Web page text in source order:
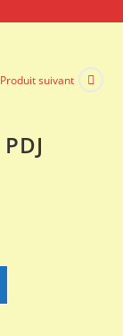
Produit suivant